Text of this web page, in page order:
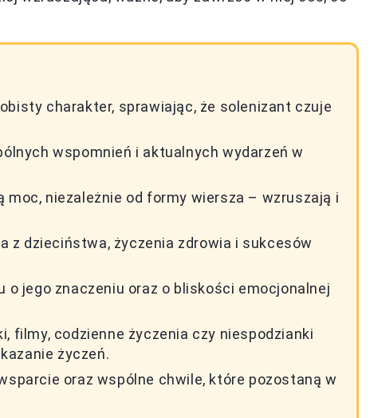
charakter, sprawiając, że solenizant czuje
wspomnień i aktualnych wydarzeń w
moc, niezależnie od formy wiersza – wzruszają i
z dzieciństwa, życzenia zdrowia i sukcesów
jego znaczeniu oraz o bliskości emocjonalnej
filmy, codzienne życzenia czy niespodzianki
życzeń.
oraz wspólne chwile, które pozostaną w